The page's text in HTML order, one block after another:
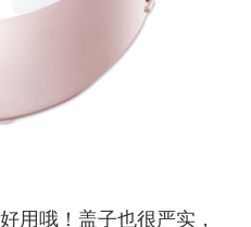
用哦！盖子也很严实，